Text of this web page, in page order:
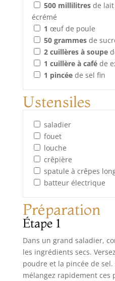
500 millilitresde lait
écrémé
1 œuf de poule
50 grammesde
2 cuillères à soupe
1 cuillère à caféde
1 pincéede sel fin
Ustensiles
saladier
fouet
louche
crêpière
spatule à crêpes
batteur électrique
Préparation
Étape 1
Dans un grand saladier,
les ingrédients secs.
poudre et la pincée de sel.
mélangez rapidement ces